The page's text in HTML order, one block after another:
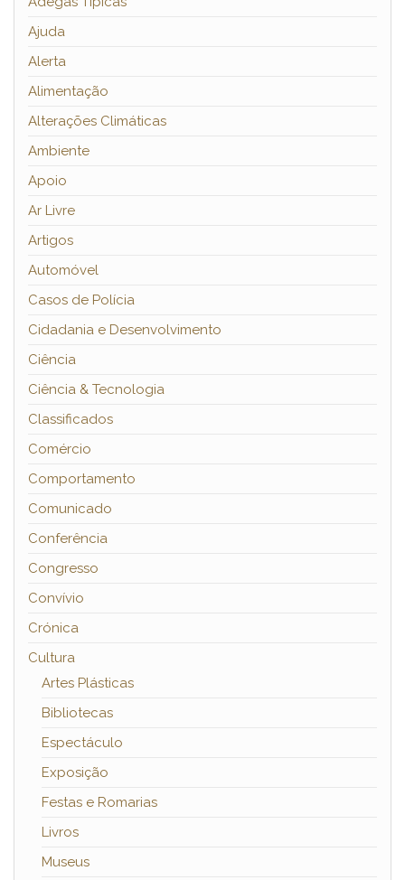
Ajuda
Alerta
Alimentação
Alterações Climáticas
Ambiente
Apoio
Ar Livre
Artigos
Automóvel
Casos de Polícia
Cidadania e Desenvolvimento
Ciência
Ciência & Tecnologia
Classificados
Comércio
Comportamento
Comunicado
Conferência
Congresso
Convívio
Crónica
Cultura
Artes Plásticas
Bibliotecas
Espectáculo
Exposição
Festas e Romarias
Livros
Museus